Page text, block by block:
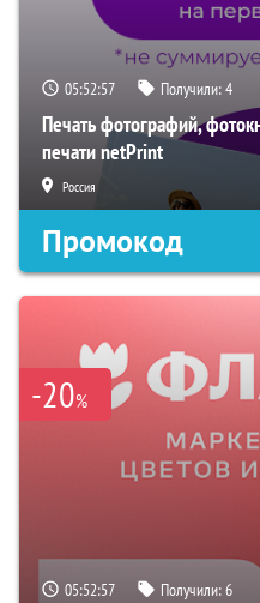
05:52:56 Получили:4
Печать фотографий,
печати netPrint
Россия
Промокод
-20%
05:52:56 Получили:6